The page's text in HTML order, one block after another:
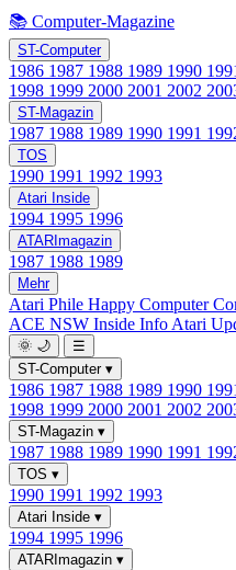
📚 Computer-Magazine
ST-Computer
1986 1987 1988 1989 1990
1998 1999 2000 2001 2002
ST-Magazin
1987 1988 1989 1990 1991
TOS
1990 1991 1992 1993
Atari Inside
1994 1995 1996
ATARImagazin
1987 1988 1989
Mehr
Atari Phile Happy Computer
ACE NSW Inside Info Atari
🌞 🌙
☰
ST-Computer ▾
1986 1987 1988 1989 1990
1998 1999 2000 2001 2002
ST-Magazin ▾
1987 1988 1989 1990 1991
TOS ▾
1990 1991 1992 1993
Atari Inside ▾
1994 1995 1996
ATARImagazin ▾